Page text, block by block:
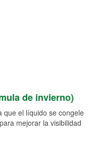
de invierno)
que el líquido se congele
mejorar la visibilidad